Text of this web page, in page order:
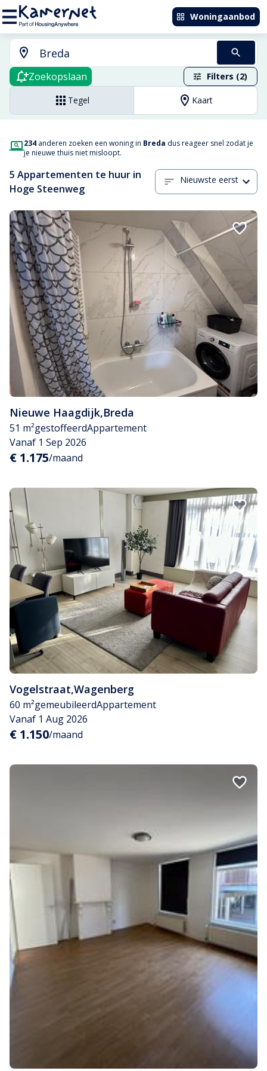
Woningaanbod
Zoekopslaan Filters (2)
Tegel Kaart
234 anderen zoeken een woning in Breda dus reageer snel zodat je
je nieuwe thuis niet misloopt.
5 Appartementen te huur in
Hoge Steenweg
Nieuwste eerst
Nieuwe Haagdijk,Breda
51 m²gestoffeerdAppartement
Vanaf 1 Sep 2026
€ 1.175/maand
Vogelstraat,Wagenberg
60 m²gemeubileerdAppartement
Vanaf 1 Aug 2026
€ 1.150/maand